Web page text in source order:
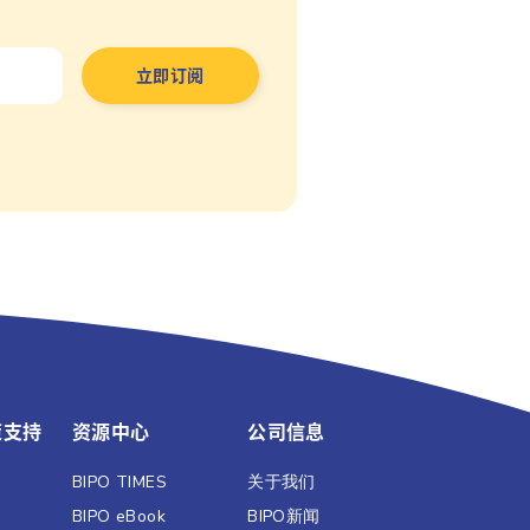
持 资源中心
BIPO TIMES
BIPO eBook
公司信息
关于我们
BIPO新闻​